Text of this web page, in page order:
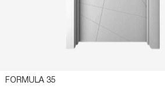
FORMULA 35